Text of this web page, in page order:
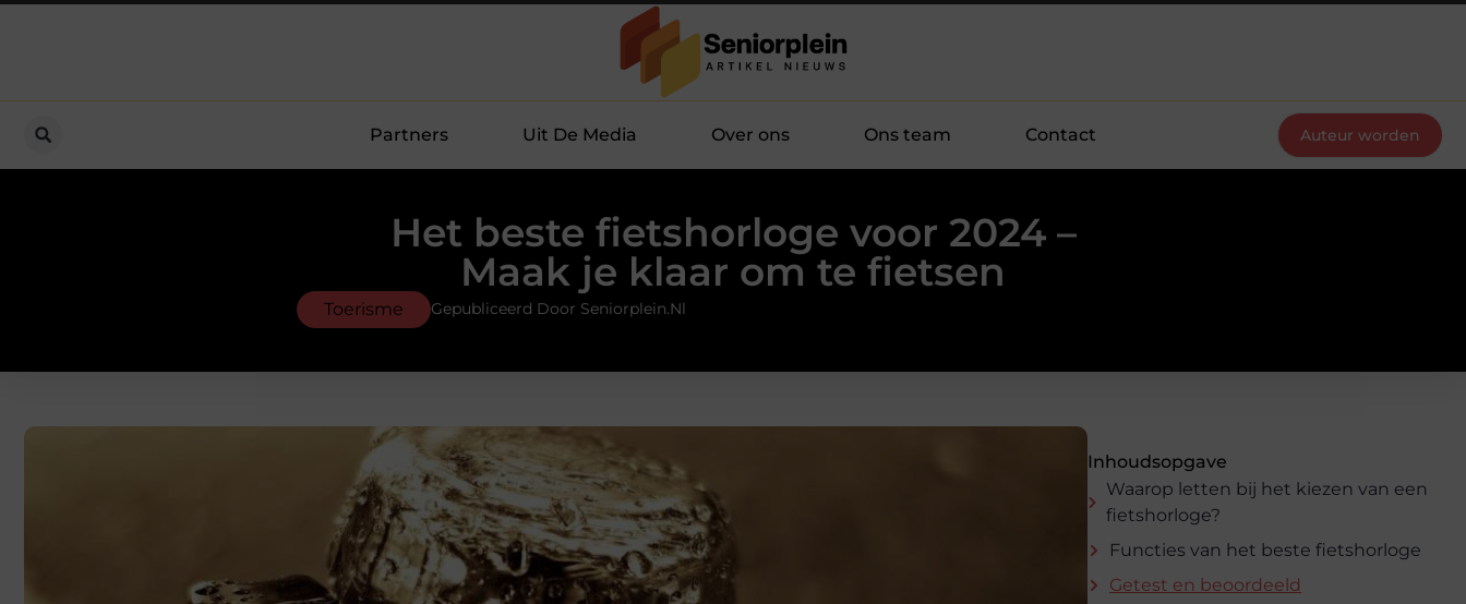
Partners Uit De Media Over ons Ons team Contact Auteur worden
Het beste fietshorloge voor 2024 –
Maak je klaar om te fietsen
Toerisme Gepubliceerd Door Seniorplein.nl
Inhoudsopgave
Waarop letten bij het kiezen van een
fietshorloge?
Functies van het beste fietshorloge
Getest en beoordeeld